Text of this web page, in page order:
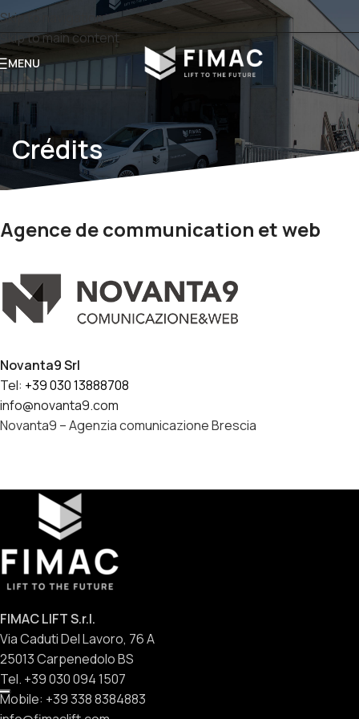
Skip to navigation
Skip to main content
MENU
Crédits
Agence de communication et web
Novanta9 Srl
Tel: +39 030 13888708
info@novanta9.com
Novanta9 – Agenzia comunicazione Brescia
FIMAC LIFT S.r.l.
Via Caduti Del Lavoro, 76 A
25013 Carpenedolo BS
Tel. +39 030 094 1507
Mobile: +39 338 8384883